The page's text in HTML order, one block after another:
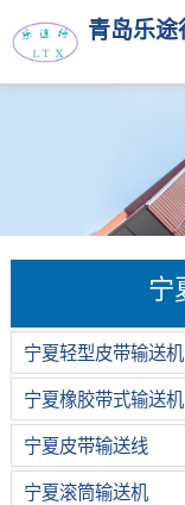
青岛乐途
宁
宁夏轻型皮带输送机
宁夏橡胶带式输送机
宁夏皮带输送线
宁夏滚筒输送机